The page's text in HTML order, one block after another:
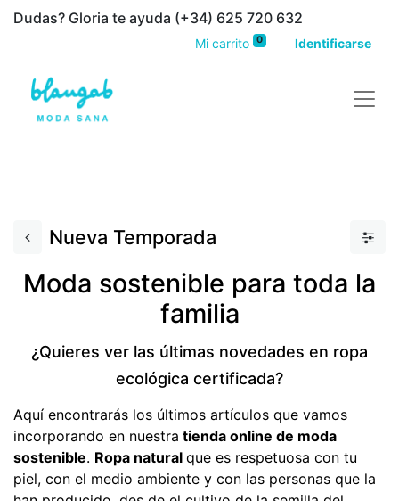
Dudas? Gloria te ayuda (+34) 625 720 632
Mi carrito 0 Identificarse
Nueva Temporada
Moda sostenible para toda la
familia
¿Quieres ver las últimas novedades en ropa
ecológica certificada?
Aquí encontrarás los últimos artículos que vamos
incorporando en nuestra tienda online de moda
sostenible. Ropa natural que es respetuosa con tu
piel, con el medio ambiente y con las personas que la